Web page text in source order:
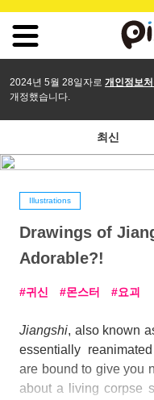
2024년 5월 28일자로 개인정보
개정했습니다.
최신
Illustrations
Drawings of
Adorable?!
귀신 몬스터 요괴
Jiangshi, also known
essentially
are bound to give you
about a living corpse